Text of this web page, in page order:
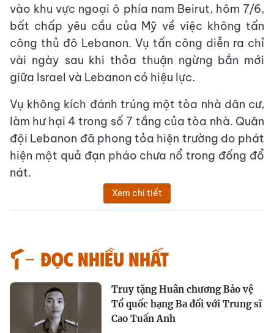
vào khu vực ngoại ô phía nam Beirut, hôm 7/6,
bất chấp yêu cầu của Mỹ về việc không tấn
công thủ đô Lebanon. Vụ tấn công diễn ra chỉ
vài ngày sau khi thỏa thuận ngừng bắn mới
giữa Israel và Lebanon có hiệu lực.
Vụ không kích đánh trúng một tòa nhà dân cư,
làm hư hại 4 trong số 7 tầng của tòa nhà. Quân
đội Lebanon đã phong tỏa hiện trường do phát
hiện một quả đạn pháo chưa nổ trong đống đổ
nát.
Xem chi tiết
Đọc nhiều nhất
Truy tặng Huân chương Bảo vệ
Tổ quốc hạng Ba đối với Trung sĩ
Cao Tuấn Anh